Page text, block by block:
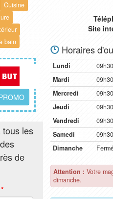
Cuisine
bain
tous les
de
*
Site
Horaires
Lundi
Mardi
Mercredi
Jeudi
Vendredi
Samedi
Dimanche
Attention : Votre
dimanche.